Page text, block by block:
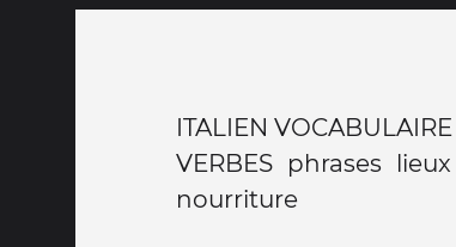
ITALIEN VOCABULAIRE
VERBES phrases
nourriture